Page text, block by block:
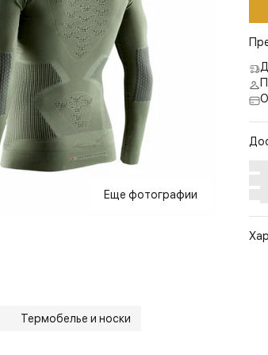
Еще фотографии
Термобелье и носки